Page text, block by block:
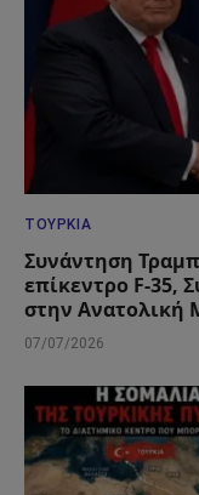
ΤΟΥΡΚΊΑ
Συνάντηση
επίκεντρο F-35,
στην Ανατολική
07/07/2026